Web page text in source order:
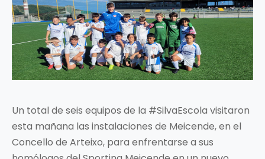
Un total de seis equipos de la #SilvaEscola visitaron
esta mañana las instalaciones de Meicende, en el
Concello de Arteixo, para enfrentarse a sus